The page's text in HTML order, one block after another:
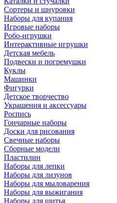
Сортеры и шнуровки
Наборы для купания
Игровые наборы
Робо-игрушки
Интерактивные игрушки
Детская мебель
Подвески и погремушки
Куклы
Машинки
Фигурки
Детское творчество
Украшения и аксессуары
Роспись
Гончарные наборы
Доски для рисования
Свечные наборы
Сборные модели
Пластилин
Наборы для лепки
Наборы для лизунов
Наборы для мыловарения
Наборы для выжигания
Наборы для шитья